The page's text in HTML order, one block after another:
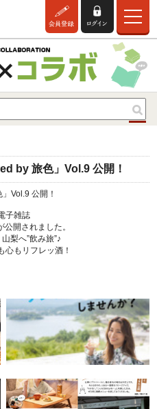
by 旅色」Vol.9 公開！
Vol.9 公開！
子雑誌
公開されました。
梨へ”飲み旅”♪
心もリフレッ酒！